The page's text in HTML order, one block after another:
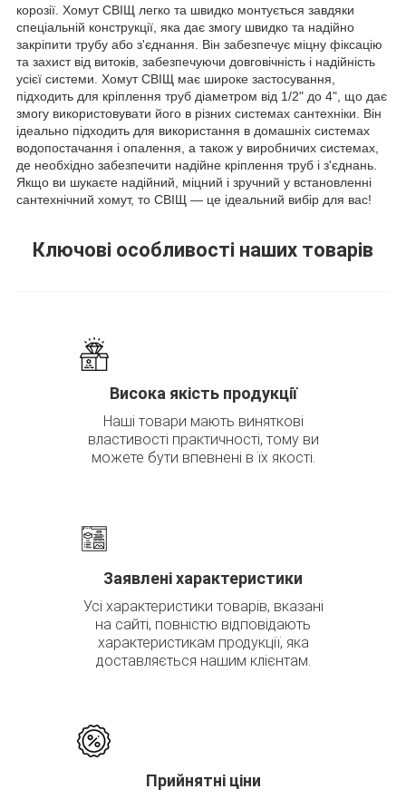
корозії. Хомут СВІЩ легко та швидко монтується завдяки
спеціальній конструкції, яка дає змогу швидко та надійно
закріпити трубу або з'єднання. Він забезпечує міцну фіксацію
та захист від витоків, забезпечуючи довговічність і надійність
усієї системи. Хомут СВІЩ має широке застосування,
підходить для кріплення труб діаметром від 1/2" до 4", що дає
змогу використовувати його в різних системах сантехніки. Він
ідеально підходить для використання в домашніх системах
водопостачання і опалення, а також у виробничих системах,
де необхідно забезпечити надійне кріплення труб і з'єднань.
Якщо ви шукаєте надійний, міцний і зручний у встановленні
сантехнічний хомут, то СВІЩ — це ідеальний вибір для вас!
Ключові особливості наших товарів
Висока якість продукції
Наші товари мають виняткові
властивості практичності, тому ви
можете бути впевнені в їх якості.
Заявлені характеристики
Усі характеристики товарів, вказані
на сайті, повністю відповідають
характеристикам продукції, яка
доставляється нашим клієнтам.
Прийнятні ціни